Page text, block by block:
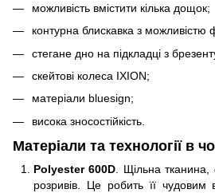
можливість вмістити кілька дощок;
контурна блискавка з можливістю
стегане дно на підкладці з
скейтові колеса IXION;
матеріали bluesign;
висока зносостійкість.
Матеріали та технології в
Polyester 600D. Щільна тканина,
розривів. Це робить її чудовим